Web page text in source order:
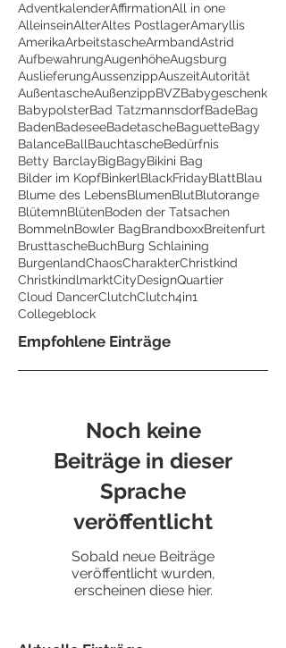
AdventkalenderAffirmationAll in one
AlleinseinAlterAltes PostlagerAmaryllis
AmerikaArbeitstascheArmbandAstrid
AufbewahrungAugenhöheAugsburg
AuslieferungAussenzippAuszeitAutorität
AußentascheAußenzippBVZBabygeschenk
BabypolsterBad TatzmannsdorfBadeBag
BadenBadeseeBadetascheBaguetteBagy
BalanceBallBauchtascheBedürfnis
Betty BarclayBigBagyBikini Bag
Bilder im KopfBinkerlBlackFridayBlattBlau
Blume des LebensBlumenBlutBlutorange
BlütemnBlütenBoden der Tatsachen
BommelnBowler BagBrandboxxBreitenfurt
BrusttascheBuchBurg Schlaining
BurgenlandChaosCharakterChristkind
ChristkindlmarktCityDesignQuartier
Cloud DancerClutchClutch4in1
Collegeblock
Empfohlene Einträge
Noch keine
Beiträge in dieser
Sprache
veröffentlicht
Sobald neue Beiträge
veröffentlicht wurden,
erscheinen diese hier.